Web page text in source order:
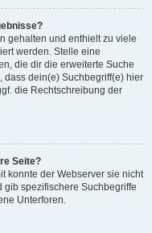
gehalten und enthielt zu viele
werden. Stelle eine
die dir die erweiterte Suche
dass dein(e) Suchbegriff(e) hier
die Rechtschreibung der
Seite?
konnte der Webserver sie nicht
gib spezifischere Suchbegriffe
Unterforen.